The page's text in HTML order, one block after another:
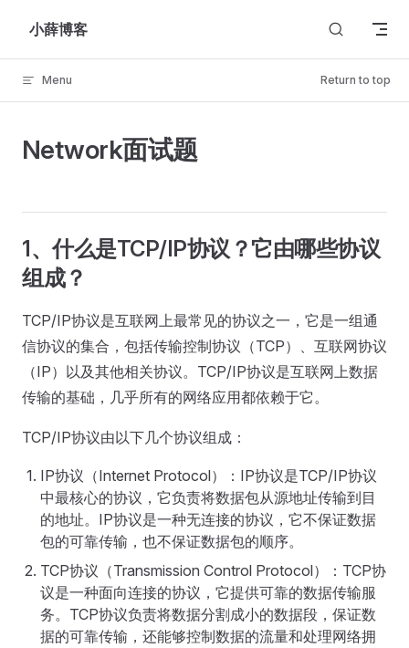
Skip to content
小薛博客
Menu Return to top
Network面试题
1、什么是TCP/IP协议？它由哪些协议
组成？
TCP/IP协议是互联网上最常见的协议之一，它是一组通
信协议的集合，包括传输控制协议（TCP）、互联网协议
（IP）以及其他相关协议。TCP/IP协议是互联网上数据
传输的基础，几乎所有的网络应用都依赖于它。
TCP/IP协议由以下几个协议组成：
IP协议（Internet Protocol）：IP协议是TCP/IP协议
中最核心的协议，它负责将数据包从源地址传输到目
的地址。IP协议是一种无连接的协议，它不保证数据
包的可靠传输，也不保证数据包的顺序。
TCP协议（Transmission Control Protocol）：TCP协
议是一种面向连接的协议，它提供可靠的数据传输服
务。TCP协议负责将数据分割成小的数据段，保证数
据的可靠传输，还能够控制数据的流量和处理网络拥